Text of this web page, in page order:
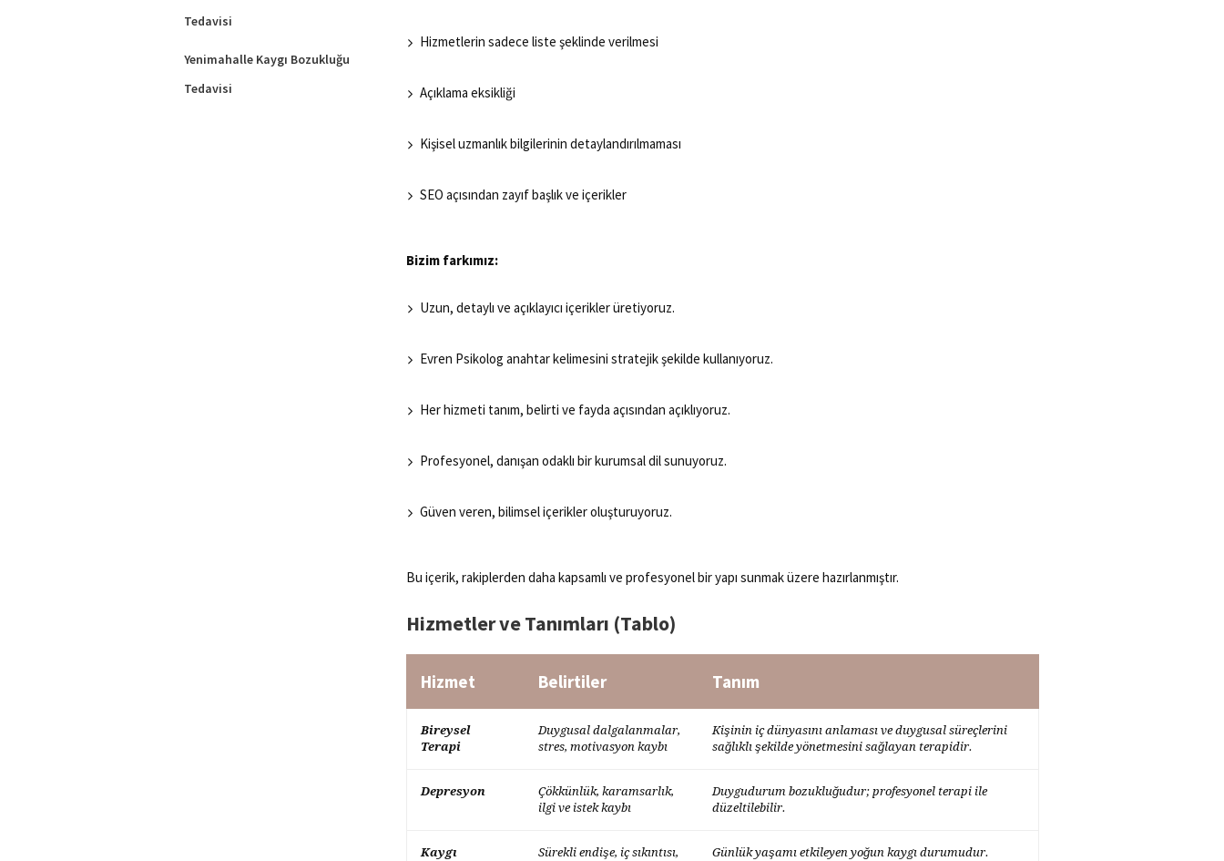
Hizmetlerin sadece liste şeklinde verilmesi
Açıklama eksikliği
Kişisel uzmanlık bilgilerinin detaylandırılmaması
SEO açısından zayıf başlık ve içerikler
Bizim farkımız:
Uzun, detaylı ve açıklayıcı içerikler üretiyoruz.
Evren Psikolog anahtar kelimesini stratejik şekilde kullanıyoruz.
Her hizmeti tanım, belirti ve fayda açısından açıklıyoruz.
Profesyonel, danışan odaklı bir kurumsal dil sunuyoruz.
Güven veren, bilimsel içerikler oluşturuyoruz.
Bu içerik, rakiplerden daha kapsamlı ve profesyonel bir yapı sunmak üzere hazırlanmıştır.
Hizmetler ve Tanımları (Tablo)
Hizmet Belirtiler Tanım
Bireysel
Terapi
Duygusal dalgalanmalar,
stres, motivasyon kaybı
Kişinin iç dünyasını anlaması ve duygusal süreçlerini
sağlıklı şekilde yönetmesini sağlayan terapidir.
Depresyon
Çökkünlük, karamsarlık,
ilgi ve istek kaybı
Duygudurum bozukluğudur; profesyonel terapi ile
düzeltilebilir.
Kaygı
Sürekli endişe, iç sıkıntısı,
Günlük yaşamı etkileyen yoğun kaygı durumudur.
Tedavisi
Yenimahalle Kaygı Bozukluğu
Tedavisi